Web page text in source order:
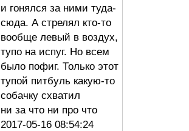
и гонялся за ними туда-
сюда. А стрелял кто-то
вообще левый в воздух,
тупо на испуг. Но всем
было пофиг. Только этот
тупой питбуль какую-то
собачку схватил
ни за что ни про что
2017-05-16 08:54:24